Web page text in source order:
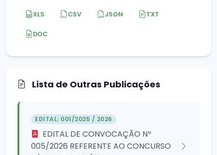
XLS CSV JSON TXT
DOC
Lista de Outras Publicações
EDITAL: 001/2025 / 2026
EDITAL DE CONVOCAÇÃO Nº
005/2026 REFERENTE AO CONCURSO